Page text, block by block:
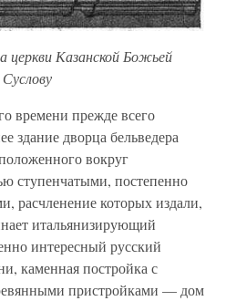
церкви Казанской Божьей
времени прежде всего
здание дворца бельведера
вокруг
ступенчатыми, постепенно
расчленение которых издали,
итальянизирующий
интересный русский
каменная постройка с
пристройками — дом